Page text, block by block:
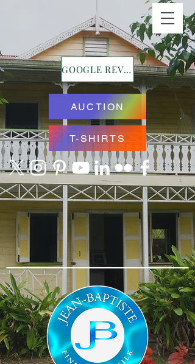
GOOGLE REVIEWS
AUCTION
T-SHIRTS